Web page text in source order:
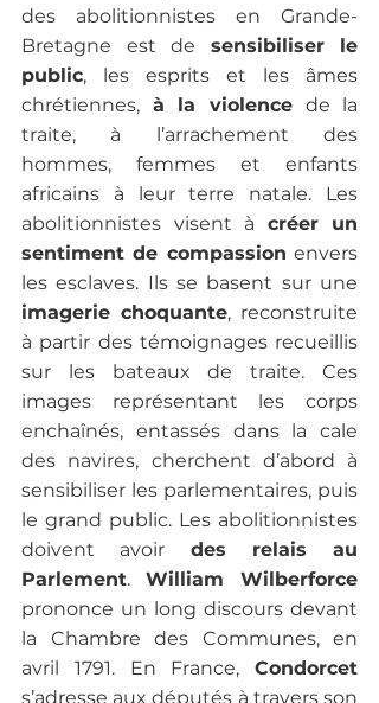
des abolitionnistes en Grande-
Bretagne est de sensibiliser le
public, les esprits et les âmes
chrétiennes, à la violence de la
traite, à l’arrachement des
hommes, femmes et enfants
africains à leur terre natale. Les
abolitionnistes visent à créer un
sentiment de compassion envers
imagerie choquante, reconstruite
à partir des témoignages recueillis
sur les bateaux de traite. Ces
images représentant les corps
enchaînés, entassés dans la cale
des navires, cherchent d’abord à
sensibiliser les parlementaires, puis
le grand public. Les abolitionnistes
doivent avoir des relais au
Parlement. William Wilberforce
prononce un long discours devant
la Chambre des Communes, en
avril 1791. En France,
s’adresse aux députés à travers son